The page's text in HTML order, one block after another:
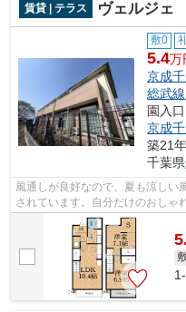
賃貸 | テラス ヴェルジェ
敷0
5.4万
京成
総武線
園入
京成
築21
千葉県
風通しが良好なので、夏も涼しい
されています。自分だけのおしゃ
す。千葉市中央区で戸建てを探すな